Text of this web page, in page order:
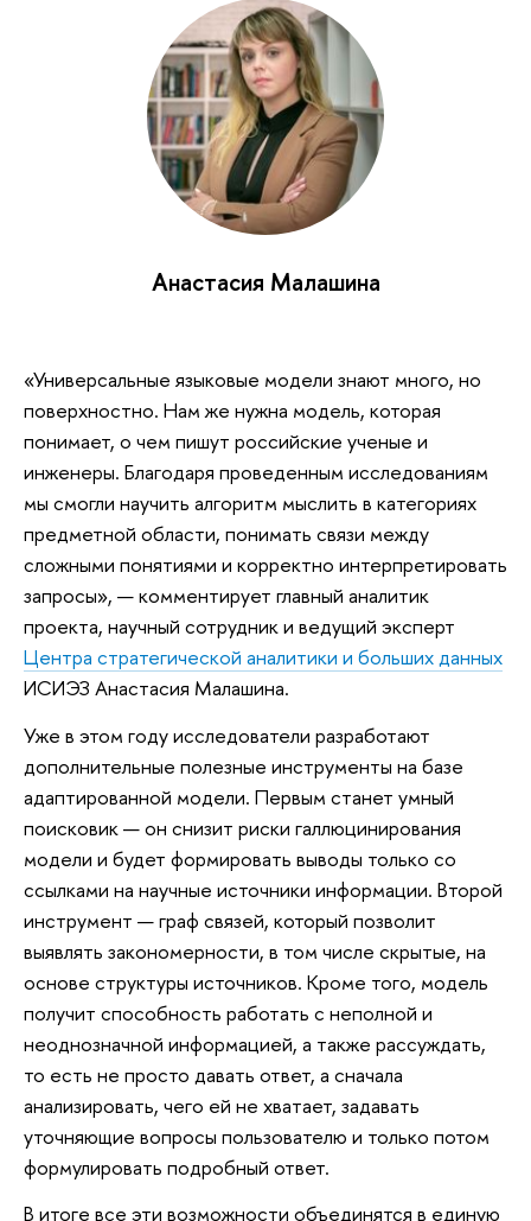
Анастасия Малашина
«Универсальные языковые модели знают много, но
поверхностно. Нам же нужна модель, которая
понимает, о чем пишут российские ученые и
инженеры. Благодаря проведенным исследованиям
мы смогли научить алгоритм мыслить в категориях
предметной области, понимать связи между
сложными понятиями и корректно интерпретировать
запросы», — комментирует главный аналитик
проекта, научный сотрудник и ведущий эксперт
Центра стратегической аналитики и больших данных
ИСИЭЗ Анастасия Малашина.
Уже в этом году исследователи разработают
дополнительные полезные инструменты на базе
адаптированной модели. Первым станет умный
поисковик — он снизит риски галлюцинирования
модели и будет формировать выводы только со
ссылками на научные источники информации. Второй
инструмент — граф связей, который позволит
выявлять закономерности, в том числе скрытые, на
основе структуры источников. Кроме того, модель
получит способность работать с неполной и
неоднозначной информацией, а также рассуждать,
то есть не просто давать ответ, а сначала
анализировать, чего ей не хватает, задавать
уточняющие вопросы пользователю и только потом
формулировать подробный ответ.
В итоге все эти возможности объединятся в единую